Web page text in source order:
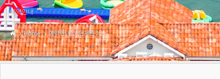
예약안내
Home 예약안내 단체견적